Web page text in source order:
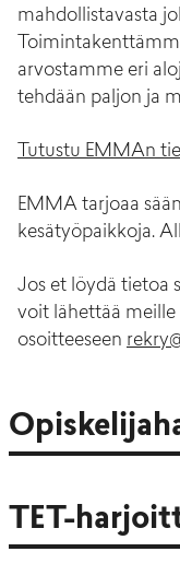
mahdollistavasta
arvostamme eri
tehdään paljon ja
Tutustu EMMAn
EMMA tarjoaa
kesätyöpaikkoja.
Jos et löydä tietoa
voit lähettää
osoitteeseen
TET-